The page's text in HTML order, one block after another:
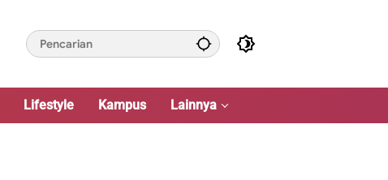
Lifestyle Kampus Lainnya